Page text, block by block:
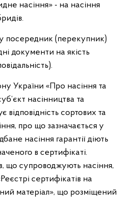
насіння» - на насіння
посередник (перекупник)
документи на якість
України «Про насіння та
насінництва та
відповідність сортових та
про що зазначається у
насіння гарантії діють
в сертифікаті.
що супроводжують насіння,
сертифікатів на
матеріал», що розміщений